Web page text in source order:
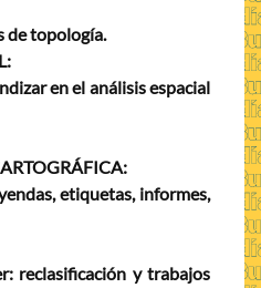
de topología.
en el análisis espacial
etiquetas, informes,
reclasificación y trabajos